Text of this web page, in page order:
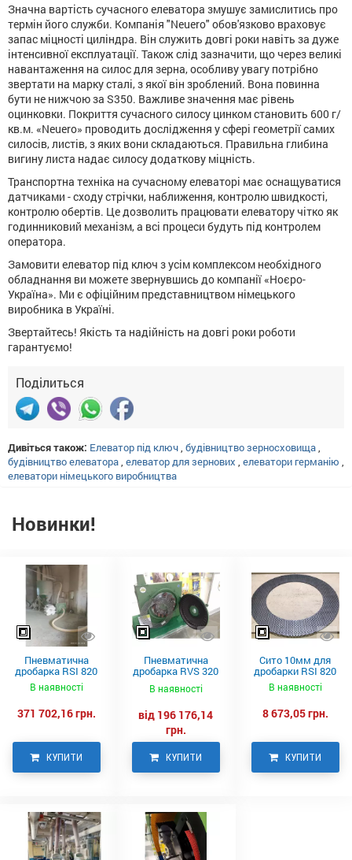
Значна вартість сучасного елеватора змушує замислитись про
термін його служби. Компанія "Neuero" обов'язково враховує
запас міцності циліндра. Він служить довгі роки навіть за дуже
інтенсивної експлуатації. Також слід зазначити, що через великі
навантаження на силос для зерна, особливу увагу потрібно
звертати на марку сталі, з якої він зроблений. Вона повинна
бути не нижчою за S350. Важливе значення має рівень
оцинковки. Покриття сучасного силосу цинком становить 600 г/
кв.м. «Neuero» проводить дослідження у сфері геометрії самих
силосів, листів, з яких вони складаються. Правильна глибина
вигину листа надає силосу додаткову міцність.
Транспортна техніка на сучасному елеваторі має оснащуватися
датчиками - сходу стрічки, наближення, контролю швидкості,
контролю обертів. Це дозволить працювати елеватору чітко як
годинниковий механізм, а всі процеси будуть під контролем
оператора.
Замовити елеватор під ключ з усім комплексом необхідного
обладнання ви можете звернувшись до компанії «Ноєро-
Україна». Ми є офіційним представництвом німецького
виробника в Україні.
Звертайтесь! Якість та надійність на довгі роки роботи
гарантуємо!
Поділиться
Дивіться також: Елеватор під ключ будівництво зерносховища
будівництво елеватора елеватор для зернових елеватори германію
елеватори німецького виробництва
Новинки!
Пневматична
дробарка RSI 820
В наявності
371 702,16 грн.
КУПИТИ
Пневматична
дробарка RVS 320
Neuero
В наявності
від 196 176,14
грн.
КУПИТИ
Сито 10мм для
дробарки RSI 820
В наявності
8 673,05 грн.
КУПИТИ